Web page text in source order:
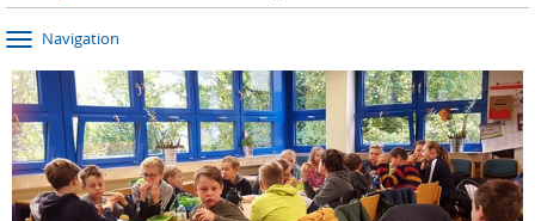
Navigation